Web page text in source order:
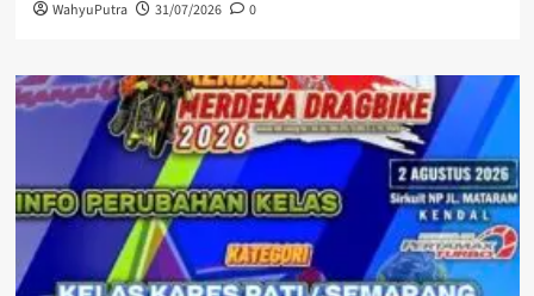
WahyuPutra 31/07/2026 0